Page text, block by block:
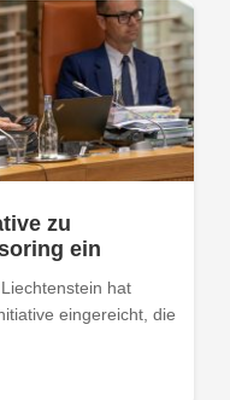
zu
ein
hat
eingereicht, die